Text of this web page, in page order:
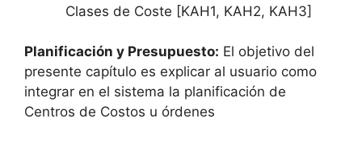
Clases de Coste [KAH1, KAH2, KAH3]
Planificación y Presupuesto: El objetivo del
presente capítulo es explicar al usuario como
integrar en el sistema la planificación de
Centros de Costos u órdenes